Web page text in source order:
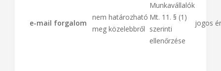
e-mail forgalom
nem határozható
meg közelebbről
Munkavállalók
Mt. 11. § (1)
szerinti
ellenőrzése
jogos